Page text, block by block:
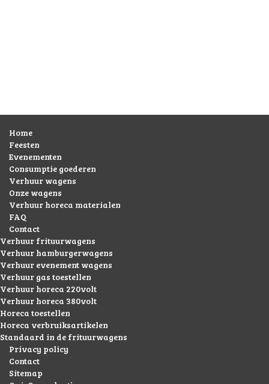
Home
Feesten
Evenementen
Consumptie goederen
Verhuur wagens
Onze wagens
Verhuur horeca materialen
FAQ
Contact
Verhuur frituurwagens
Verhuur hamburgerwagens
Verhuur evenement wagens
Verhuur gas toestellen
Verhuur horeca 220volt
Verhuur horeca 380volt
Horeca toestellen
Horeca verbruiksartikelen
Standaard in de frituurwagens
Privacy policy
Contact
Sitemap